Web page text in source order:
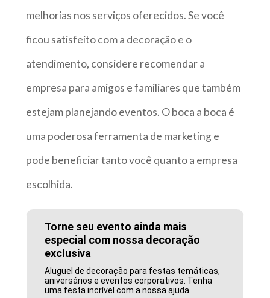
melhorias nos serviços oferecidos. Se você
ficou satisfeito com a decoração e o
atendimento, considere recomendar a
empresa para amigos e familiares que também
estejam planejando eventos. O boca a boca é
uma poderosa ferramenta de marketing e
pode beneficiar tanto você quanto a empresa
escolhida.
Torne seu evento ainda mais
especial com nossa decoração
exclusiva
Aluguel de decoração para festas temáticas,
aniversários e eventos corporativos. Tenha
uma festa incrível com a nossa ajuda.